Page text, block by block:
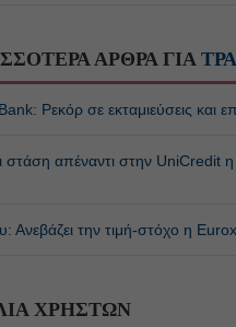
ΑΡΘΡΑ ΓΙΑ
Ρεκόρ σε εκταμιεύσεις
στάση απέναντι στην
Ανεβάζει την τιμή-στόχο η
ΧΡΗΣΤΩΝ